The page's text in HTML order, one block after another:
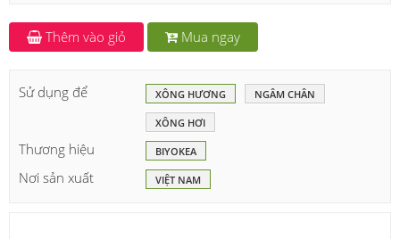
Thêm vào giỏ Mua ngay
Sử dụng để XÔNG HƯƠNG NGÂM CHÂN
XÔNG HƠI
Thương hiệu BIYOKEA
Nơi sản xuất VIỆT NAM